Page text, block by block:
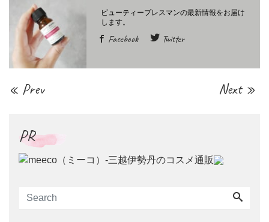
Facebook Twitter
« Prev Next »
PR